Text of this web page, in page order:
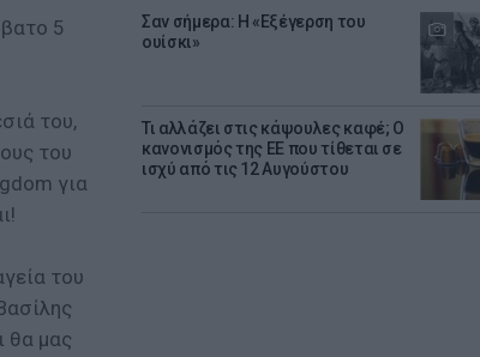
Σαν σήμερα: Η «Εξέγερση του
ουίσκι»
Τι αλλάζει στις κάψουλες καφέ; Ο
κανονισμός της ΕΕ που τίθεται σε
ισχύ από τις 12 Αυγούστου
5
του,
του
για
του
θα μας